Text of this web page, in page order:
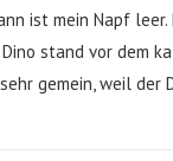
ist mein Napf
stand vor dem
gemein, weil der